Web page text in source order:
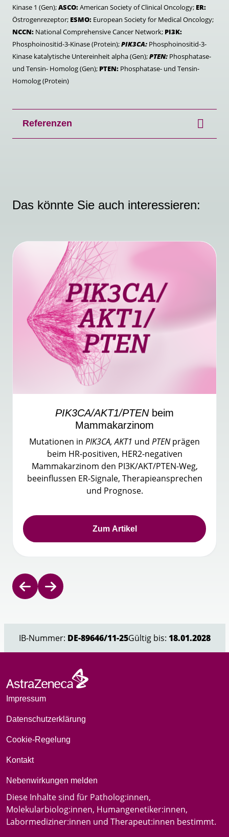
Kinase 1 (Gen);ASCO:American Society of Clinical Oncology; ER:
Östrogenrezeptor; ESMO: European Society for Medical Oncology;
NCCN: National Comprehensive Cancer Network; PI3K:
Phosphoinositid-3-Kinase (Protein);PIK3CA: Phosphoinositid-3-
Kinase katalytische Untereinheit alpha (Gen);PTEN: Phosphatase-
und Tensin- Homolog (Gen); PTEN: Phosphatase- und Tensin-
Homolog (Protein)
Referenzen
Das könnte Sie auch interessieren:
PIK3CA/AKT1/PTENbeim
Mammakarzinom
Mutationen in PIK3CA, AKT1 und PTENprägen
beim HR-positiven, HER2-negativen
Mammakarzinom den PI3K/AKT/PTEN-Weg,
beeinflussen ER-Signale, Therapieansprechen
und Prognose.
Zum Artikel
IB-Nummer: DE-89646/11-25Gültig bis: 18.01.2028
Impressum
Datenschutzerklärung
Cookie-Regelung
Kontakt
Nebenwirkungen melden
Diese Inhalte sind für Patholog:innen,
Molekularbiolog:innen, Humangenetiker:innen,
Labormediziner:innen und Therapeut:innen bestimmt.